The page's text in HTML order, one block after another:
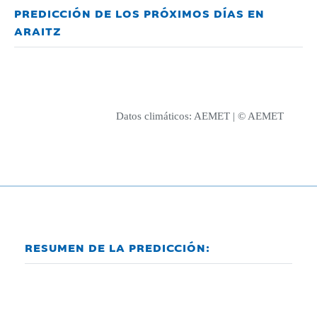
PREDICCIÓN DE LOS PRÓXIMOS DÍAS EN
ARAITZ
Datos climáticos: AEMET | © AEMET
RESUMEN DE LA PREDICCIÓN: